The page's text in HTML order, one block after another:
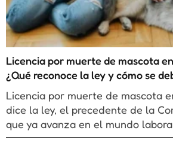
Licencia por muerte de mascota
¿Qué reconoce la ley y cómo se
Licencia por muerte de mascota
dice la ley, el precedente de la
que ya avanza en el mundo